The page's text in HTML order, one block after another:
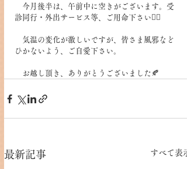
今月後半は、午前中に空きがございます。受
診同行・外出サービス等、ご用命下さい🙇‍♀️
気温の変化が激しいですが、皆さま風邪など
ひかないよう、ご自愛下さい。
お越し頂き、ありがとうございました🍂
最新記事 すべて表示